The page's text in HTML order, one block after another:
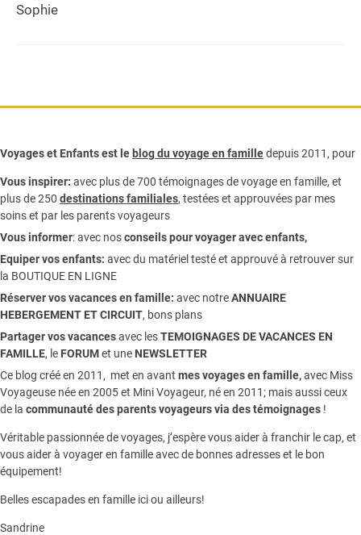
Sophie
Voyages et Enfants est le blog du voyage en familledepuis 2011, pour
Vous inspirer: avec plus de 700 témoignages devoyage en famille, et
plus de 250 destinations familiales, testées et approuvées par mes
soins et par les parents voyageurs
Vous informer:avec nosconseils pour voyager avec enfants,
Equiper vos enfants: avec du matériel testé et approuvé à retrouver sur
la BOUTIQUE EN LIGNE
Réserver vos vacances en famille: avec notreANNUAIRE
HEBERGEMENT ET CIRCUIT, bons plans
Partager vos vacancesavec lesTEMOIGNAGES DE VACANCES EN
FAMILLE, le FORUMet une NEWSLETTER
Ce blog créé en 2011, met en avant mes voyages en famille,avec Miss
Voyageuse née en 2005 et Mini Voyageur, né en 2011; mais aussi ceux
de la communauté des parents voyageurs via des témoignages !
Véritable passionnée de voyages, j’espère vous aider à franchir le cap, et
vous aider à voyager en famille avec de bonnes adresses et le bon
équipement!
Belles escapades en famille ici ou ailleurs!
Sandrine